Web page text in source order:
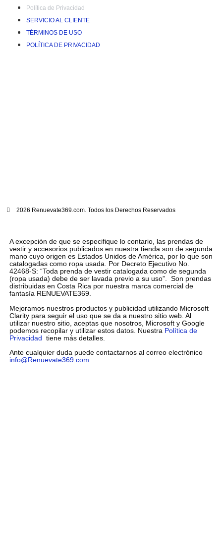
2026 Renuevate369.com. Todos los Derechos Reservados
Política de Privacidad
SERVICIO AL CLIENTE
TÉRMINOS DE USO
POLÍTICA DE PRIVACIDAD
A excepción de que se especifique lo contario, las prendas de
vestir y accesorios publicados en nuestra tienda son de segunda
mano cuyo origen es Estados Unidos de América, por lo que son
catalogadas como ropa usada. Por Decreto Ejecutivo No.
42468-S: “Toda prenda de vestir catalogada como de segunda
(ropa usada) debe de ser lavada previo a su uso”. Son prendas
distribuidas en Costa Rica por nuestra marca comercial de
fantasía RENUEVATE369.
Mejoramos nuestros productos y publicidad utilizando Microsoft
Clarity para seguir el uso que se da a nuestro sitio web. Al
utilizar nuestro sitio, aceptas que nosotros, Microsoft y Google
podemos recopilar y utilizar estos datos. Nuestra Política de
Privacidad tiene más detalles.
Ante cualquier duda puede contactarnos al correo electrónico
info@Renuevate369.com